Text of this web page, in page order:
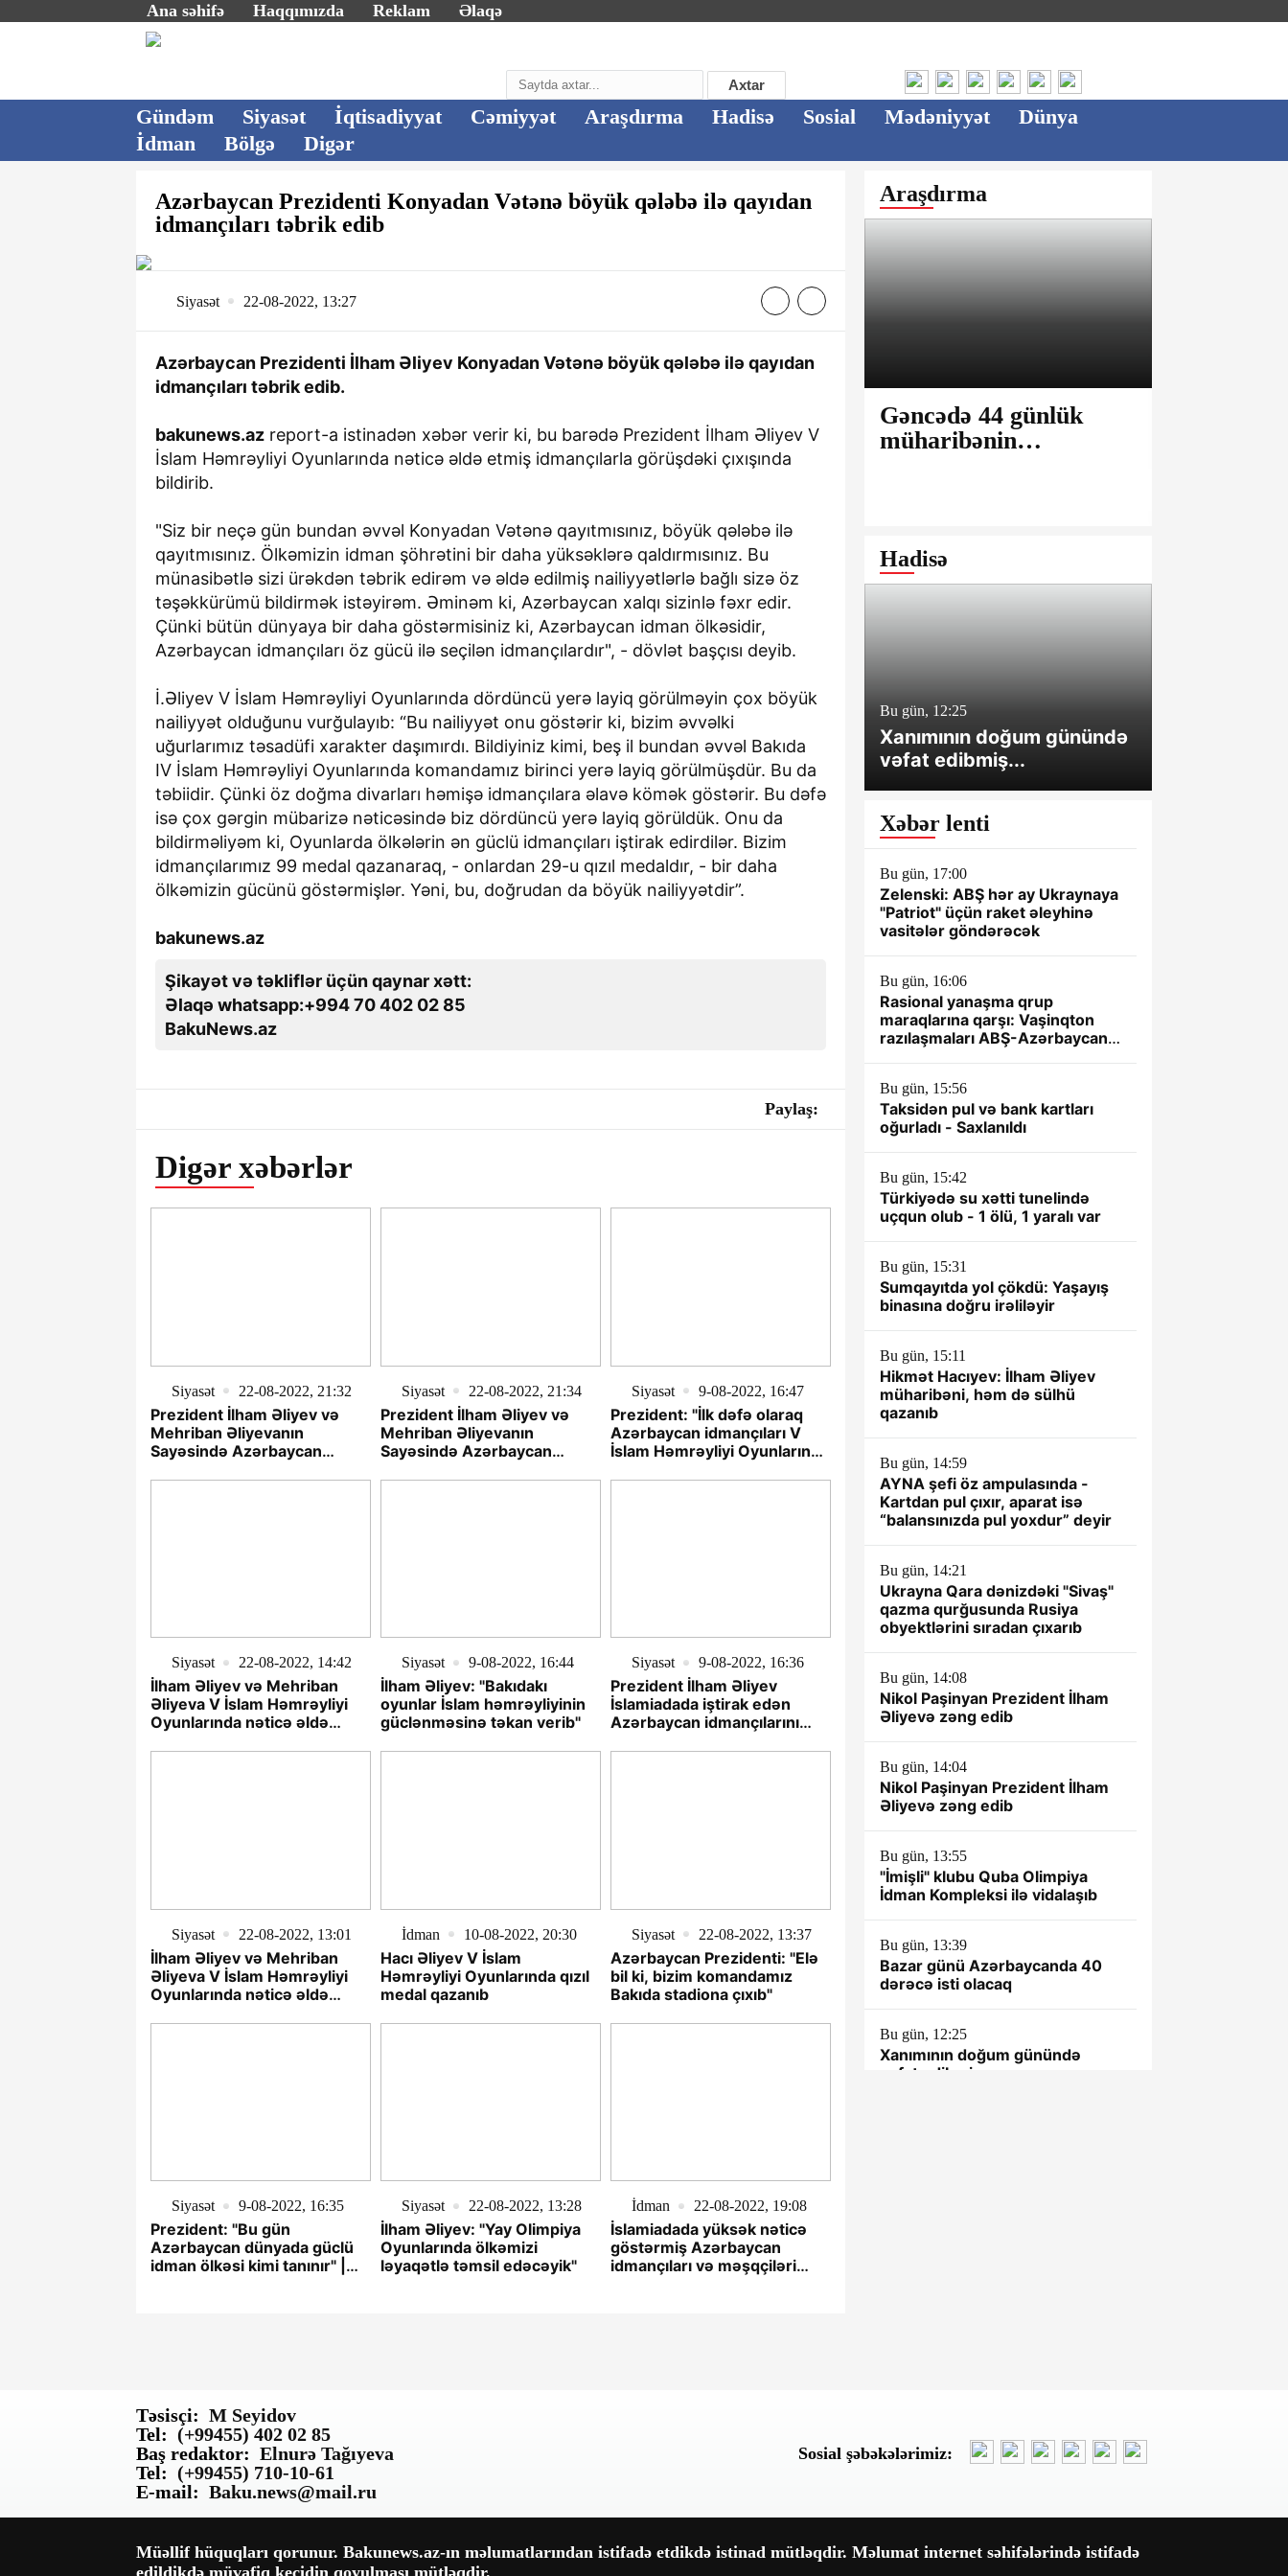
Ana səhifə Haqqımızda Reklam Əlaqə
Axtar
Gündəm Siyasət İqtisadiyyat Cəmiyyət Araşdırma Hadisə Sosial Mədəniyyət
Dünya
İdman
Bölgə Digər
Azərbaycan Prezidenti Konyadan Vətənə böyük qələbə ilə qayıdan
idmançıları təbrik edib
Siyasət 22-08-2022, 13:27
Azərbaycan Prezidenti İlham Əliyev Konyadan Vətənə böyük qələbə ilə qayıdan
idmançıları təbrik edib.
bakunews.az report-a istinadən xəbər verir ki, bu barədə Prezident İlham Əliyev V
İslam Həmrəyliyi Oyunlarında nəticə əldə etmiş idmançılarla görüşdəki çıxışında
bildirib.
"Siz bir neçə gün bundan əvvəl Konyadan Vətənə qayıtmısınız, böyük qələbə ilə
qayıtmısınız. Ölkəmizin idman şöhrətini bir daha yüksəklərə qaldırmısınız. Bu
münasibətlə sizi ürəkdən təbrik edirəm və əldə edilmiş nailiyyətlərlə bağlı sizə öz
təşəkkürümü bildirmək istəyirəm. Əminəm ki, Azərbaycan xalqı sizinlə fəxr edir.
Çünki bütün dünyaya bir daha göstərmisiniz ki, Azərbaycan idman ölkəsidir,
Azərbaycan idmançıları öz gücü ilə seçilən idmançılardır", - dövlət başçısı deyib.
İ.Əliyev V İslam Həmrəyliyi Oyunlarında dördüncü yerə layiq görülməyin çox böyük
nailiyyət olduğunu vurğulayıb: “Bu nailiyyət onu göstərir ki, bizim əvvəlki
uğurlarımız təsadüfi xarakter daşımırdı. Bildiyiniz kimi, beş il bundan əvvəl Bakıda
IV İslam Həmrəyliyi Oyunlarında komandamız birinci yerə layiq görülmüşdür. Bu da
təbiidir. Çünki öz doğma divarları həmişə idmançılara əlavə kömək göstərir. Bu dəfə
isə çox gərgin mübarizə nəticəsində biz dördüncü yerə layiq görüldük. Onu da
bildirməliyəm ki, Oyunlarda ölkələrin ən güclü idmançıları iştirak edirdilər. Bizim
idmançılarımız 99 medal qazanaraq, - onlardan 29-u qızıl medaldır, - bir daha
ölkəmizin gücünü göstərmişlər. Yəni, bu, doğrudan da böyük nailiyyətdir”.
bakunews.az
Şikayət və təkliflər üçün qaynar xətt:
Əlaqə whatsapp:+994 70 402 02 85
BakuNews.az
Paylaş:
Digər xəbərlər
Siyasət 22-08-2022, 21:32
Prezident İlham Əliyev və
Mehriban Əliyevanın
Sayəsində Azərbaycan
inkişaf edir
Siyasət 22-08-2022, 21:34
Prezident İlham Əliyev və
Mehriban Əliyevanın
Sayəsində Azərbaycan
inkişaf edir
Siyasət 9-08-2022, 16:47
Prezident: "İlk dəfə olaraq
Azərbaycan idmançıları V
İslam Həmrəyliyi Oyunlarında
Siyasət 22-08-2022, 14:42
İlham Əliyev və Mehriban
Əliyeva V İslam Həmrəyliyi
Oyunlarında nəticə əldə
Siyasət 9-08-2022, 16:44
İlham Əliyev: "Bakıdakı
oyunlar İslam həmrəyliyinin
güclənməsinə təkan verib"
Siyasət 9-08-2022, 16:36
Prezident İlham Əliyev
İslamiadada iştirak edən
Azərbaycan idmançılarını
Siyasət 22-08-2022, 13:01
İlham Əliyev və Mehriban
Əliyeva V İslam Həmrəyliyi
Oyunlarında nəticə əldə
görüşüblər
İdman 10-08-2022, 20:30
Hacı Əliyev V İslam
Həmrəyliyi Oyunlarında qızıl
medal qazanıb
Siyasət 22-08-2022, 13:37
Azərbaycan Prezidenti: "Elə
bil ki, bizim komandamız
Bakıda stadiona çıxıb"
Siyasət 9-08-2022, 16:35
Prezident: "Bu gün
Azərbaycan dünyada güclü
idman ölkəsi kimi tanınır" |
Siyasət 22-08-2022, 13:28
İlham Əliyev: "Yay Olimpiya
Oyunlarında ölkəmizi
ləyaqətlə təmsil edəcəyik"
İdman 22-08-2022, 19:08
İslamiadada yüksək nəticə
göstərmiş Azərbaycan
idmançıları və məşqçiləri
Araşdırma
Gəncədə 44 günlük
müharibənin
Arxitektura Komitəsi -
SAKİNLƏRDƏN
Hadisə
Bu gün, 12:25
Xanımının doğum günündə
vəfat edibmiş...
Xəbər lenti
Bu gün, 17:00
Zelenski: ABŞ hər ay Ukraynaya
"Patriot" üçün raket əleyhinə
vasitələr göndərəcək
Bu gün, 16:06
Rasional yanaşma qrup
maraqlarına qarşı: Vaşinqton
razılaşmaları ABŞ-Azərbaycan
Bu gün, 15:56
Taksidən pul və bank kartları
oğurladı - Saxlanıldı
Bu gün, 15:42
Türkiyədə su xətti tunelində
uçqun olub - 1 ölü, 1 yaralı var
Bu gün, 15:31
Sumqayıtda yol çökdü: Yaşayış
binasına doğru irəliləyir
Bu gün, 15:11
Hikmət Hacıyev: İlham Əliyev
müharibəni, həm də sülhü
qazanıb
Bu gün, 14:59
AYNA şefi öz ampulasında -
Kartdan pul çıxır, aparat isə
“balansınızda pul yoxdur” deyir
Bu gün, 14:21
Ukrayna Qara dənizdəki "Sivaş"
qazma qurğusunda Rusiya
obyektlərini sıradan çıxarıb
Bu gün, 14:08
Nikol Paşinyan Prezident İlham
Əliyevə zəng edib
Bu gün, 14:04
Nikol Paşinyan Prezident İlham
Əliyevə zəng edib
Bu gün, 13:55
"İmişli" klubu Quba Olimpiya
İdman Kompleksi ilə vidalaşıb
Bu gün, 13:39
Bazar günü Azərbaycanda 40
dərəcə isti olacaq
Bu gün, 12:25
Xanımının doğum günündə
vəfat edibmiş...
1.1 MİLYON MANATDAN ÇOX
vergi borcu var
Bu gün, 10:59
düşüb
Təsisçi: M Seyidov
Tel: (+99455) 402 02 85
Baş redaktor: Elnurə Tağıyeva
Tel: (+99455) 710-10-61
E-mail: Baku.news@mail.ru
Sosial şəbəkələrimiz:
Müəllif hüquqları qorunur. Bakunews.az-ın məlumatlarından istifadə etdikdə istinad mütləqdir. Məlumat internet səhifələrində istifadə